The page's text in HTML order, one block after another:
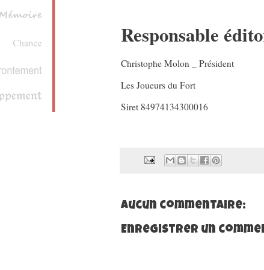
Responsable
Christophe Molon _ Président
Les Joueurs du Fort
Siret 84974134300016
Aucun commentaire:
Enregistrer un